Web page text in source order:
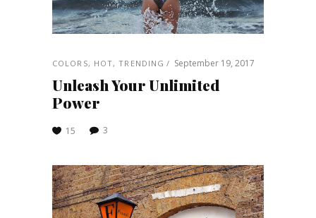
COLORS, HOT,TRENDING September 19, 2017
Unleash Your Unlimited
Power
15 3